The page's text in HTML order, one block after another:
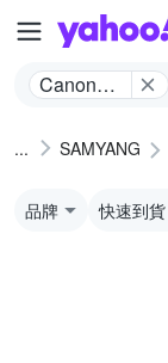
Canon專
SAMYANG
品牌 快速到貨